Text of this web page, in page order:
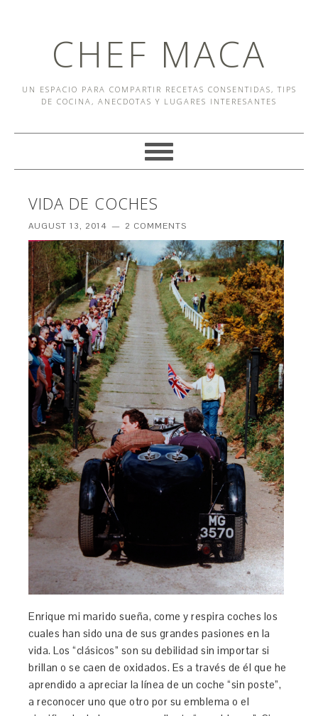
CHEF MACA
UN ESPACIO PARA COMPARTIR RECETAS CONSENTIDAS, TIPS
DE COCINA, ANECDOTAS Y LUGARES INTERESANTES
VIDA DE COCHES
AUGUST 13, 2014 2 COMMENTS
Enrique mi marido sueña, come y respira coches los
cuales han sido una de sus grandes pasiones en la
vida. Los “clásicos” son su debilidad sin importar si
brillan o se caen de oxidados. Es a través de él que he
aprendido a apreciar la línea de un coche “sin poste”,
a reconocer uno que otro por su emblema o el